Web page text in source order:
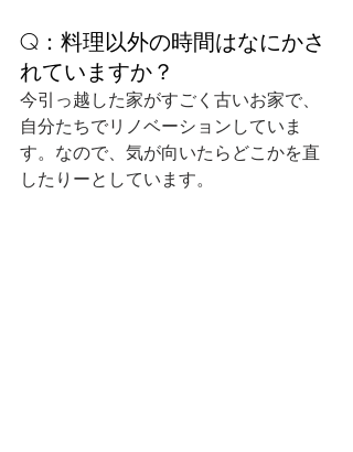
Q：料理以外の時間はなにかさ
れていますか？
今引っ越した家がすごく古いお家で、
自分たちでリノベーションしていま
す。なので、気が向いたらどこかを直
したりーとしています。